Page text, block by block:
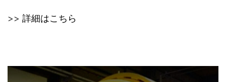
>> 詳細はこちら